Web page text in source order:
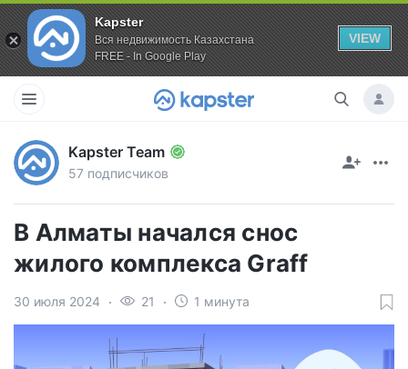
Kapster
Вся недвижимость Казахстана
FREE - In Google Play
VIEW
Kapster Team
57 подписчиков
В Алматы начался снос
жилого комплекса Graff
30 июля 2024 21 1 минута